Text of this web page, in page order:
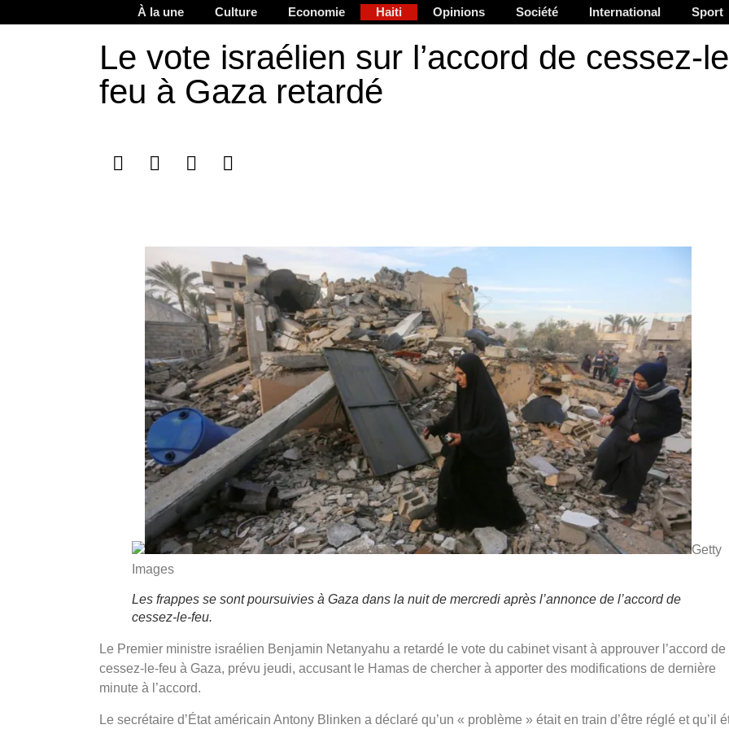
À la une Culture Economie Haiti Opinions Société International Sport
Le vote israélien sur l’accord de cessez-
feu à Gaza retardé
Getty
Images
Les frappes se sont poursuivies à Gaza dans la nuit de mercredi après l’annonce de l’accord de
cessez-le-feu.
Le Premier ministre israélien Benjamin Netanyahu a retardé le vote du cabinet visant à approuver l’accord de
cessez-le-feu à Gaza, prévu jeudi, accusant le Hamas de chercher à apporter des modifications de dernière
minute à l’accord.
Le secrétaire d’État américain Antony Blinken a déclaré qu’un « problème » était en train d’être réglé et qu’il